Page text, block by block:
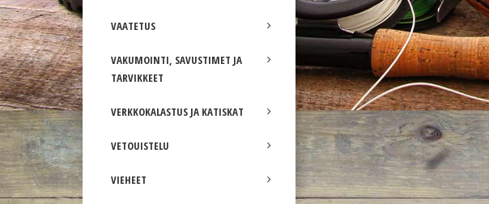
VAATETUS
VAKUMOINTI, SAVUSTIMET JA
TARVIKKEET
VERKKOKALASTUS JA KATISKAT
VETOUISTELU
VIEHEET